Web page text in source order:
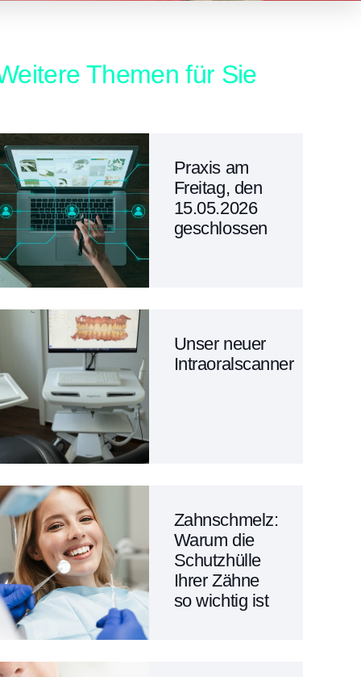
Themen für Sie
Praxis am
Freitag, den
15.05.2026
geschlossen
Unser neuer
Intraoralscanner
Zahnschmelz:
Warum die
Schutzhülle
Ihrer Zähne
so wichtig ist